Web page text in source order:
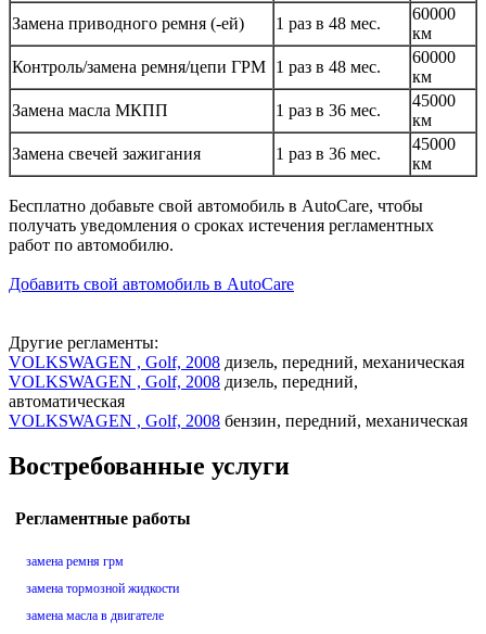
Замена приводного ремня (-ей)
1 раз в 48 мес.
60000
км
Контроль/замена ремня/цепи ГРМ 1 раз в 48 мес.
60000
км
Замена масла МКПП
1 раз в 36 мес.
45000
км
Замена свечей зажигания
1 раз в 36 мес.
45000
км
Бесплатно добавьте свой автомобиль в AutoCare, чтобы
получать уведомления о сроках истечения регламентных
работ по автомобилю.
Добавить свой автомобиль в AutoCare
Другие регламенты:
VOLKSWAGEN , Golf, 2008 дизель, передний, механическая
VOLKSWAGEN , Golf, 2008 дизель, передний,
автоматическая
VOLKSWAGEN , Golf, 2008 бензин, передний, механическая
Востребованные услуги
Регламентные работы
замена ремня грм
замена тормозной жидкости
замена масла в двигателе